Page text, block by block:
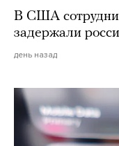
В США
задержали
день назад